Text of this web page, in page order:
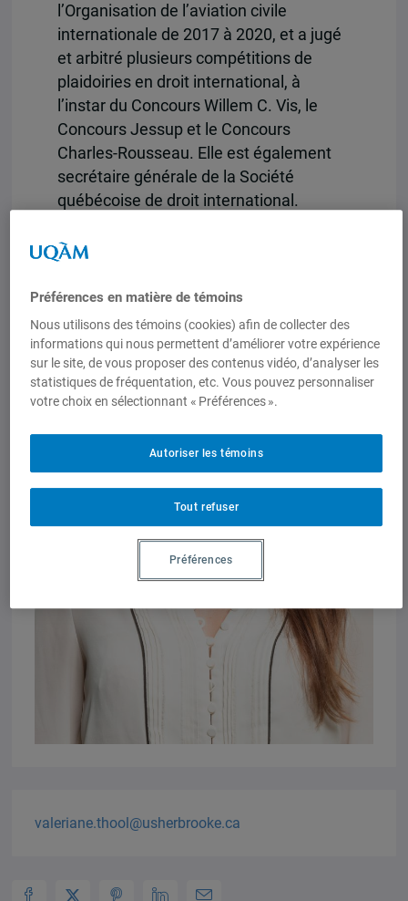
l’Organisation de l’aviation civile
internationale de 2017 à 2020, et a jugé
et arbitré plusieurs compétitions de
plaidoiries en droit international, à
l’instar du Concours Willem C. Vis, le
Concours Jessup et le Concours
Charles-Rousseau. Elle est également
secrétaire générale de la Société
québécoise de droit international.
valeriane.thool@usherbrooke.ca
Préférences en matière de témoins
Nous utilisons des témoins (cookies) afin de collecter des
informations qui nous permettent d’améliorer votre expérience
sur le site, de vous proposer des contenus vidéo, d’analyser les
statistiques de fréquentation, etc. Vous pouvez personnaliser
votre choix en sélectionnant « Préférences ».
Tout refuser
Autoriser les témoins
Préférences